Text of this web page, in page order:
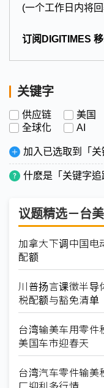
(一个工作日内将
订阅DIGITIMES
关键字
供应链 美国
全球化
AI
加入已选取到「关
什麽是「关键字追
议题精选－台
加拿大下调中国
配额
川普扬言课徵半
税配额与豁免清单
台湾输美车用零
美国车市迎春天
台湾汽车零件输